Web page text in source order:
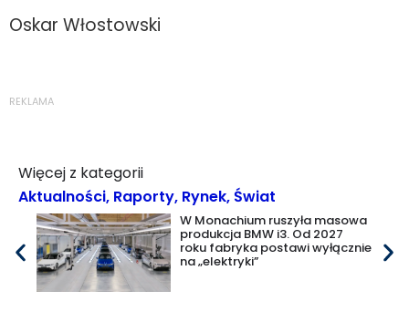
Oskar Włostowski
REKLAMA
Więcej z kategorii
Aktualności, Raporty, Rynek,Świat
W Monachium ruszyła masowa
produkcja BMW i3. Od 2027
roku fabryka postawi wyłącznie
na „elektryki”